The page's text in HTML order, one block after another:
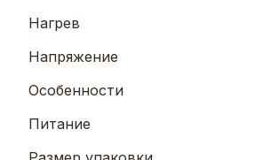
Нагрев
Напряжение
Особенности
Питание